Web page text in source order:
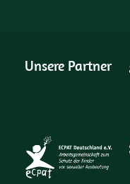
Unsere Partner